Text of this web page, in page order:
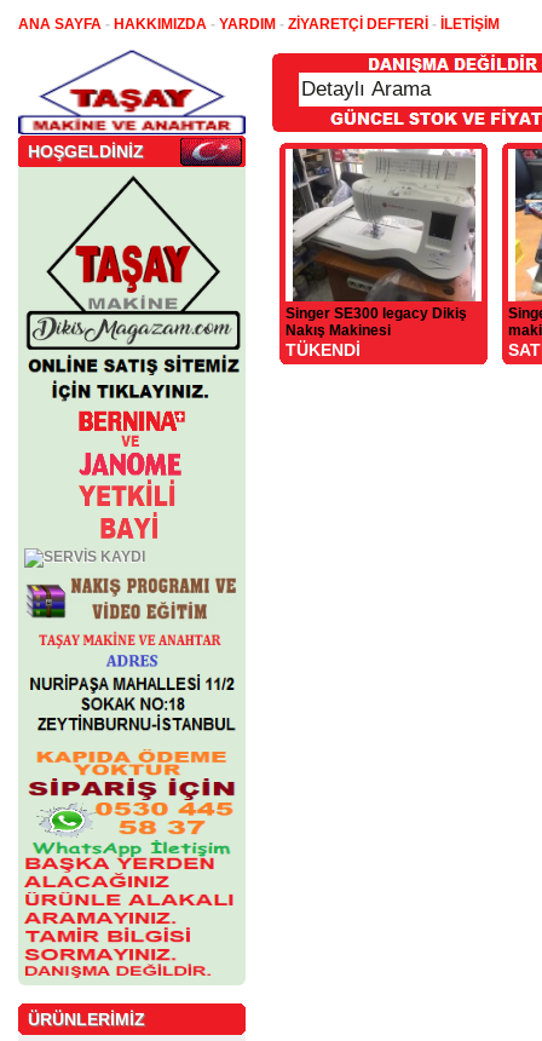
ANA SAYFA - HAKKIMIZDA - YARDIM - ZİYARETÇİ DEFTERİ - İLETİŞİM
HOŞGELDİNİZ
ÜRÜNLERİMİZ
Singer SE300 legacy Dikiş
Nakış Makinesi
TÜKENDİ